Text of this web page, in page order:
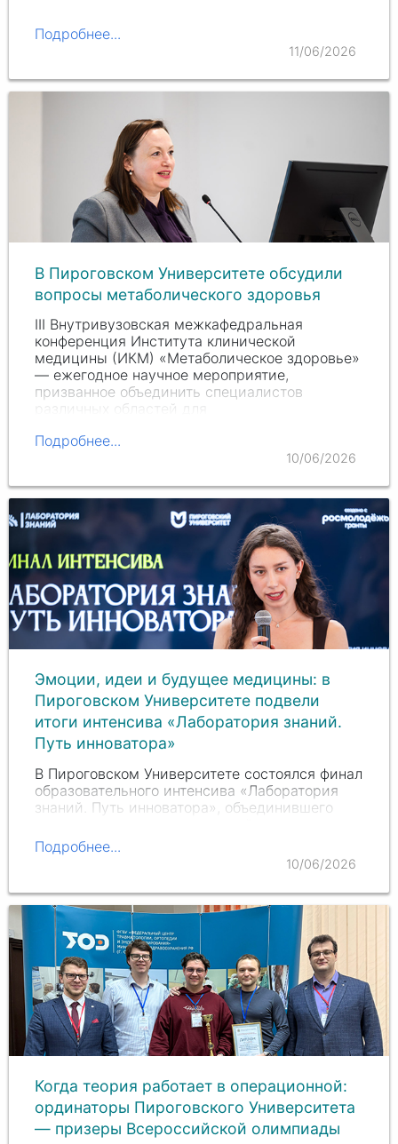
Подробнее...
11/06/2026
В Пироговском Университете обсудили
вопросы метаболического здоровья
III Внутривузовская межкафедральная
конференция Института клинической
медицины (ИКМ) «Метаболическое здоровье»
— ежегодное научное мероприятие,
призванное объединить специалистов
различных областей для
достижениях в…
Подробнее...
10/06/2026
Эмоции, идеи и будущее медицины: в
Пироговском Университете подвели
итоги интенсива «Лаборатория знаний.
Путь инноватора»
В Пироговском Университете состоялся финал
образовательного интенсива «Лаборатория
знаний. Путь инноватора», объединившего
заинтересованных в развитии научных и
технологических проектов в сфере
Подробнее...
10/06/2026
Когда теория работает в операционной:
ординаторы Пироговского Университета
— призеры Всероссийской олимпиады